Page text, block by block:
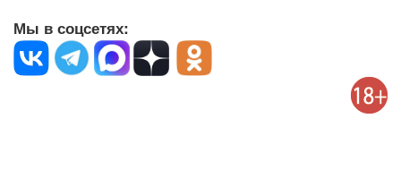
Мы в соцсетях: